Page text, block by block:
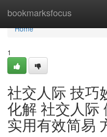
bookmarksfocus
Home
Home
1
社交人际 技巧
化解 社交人际
实用有效简易